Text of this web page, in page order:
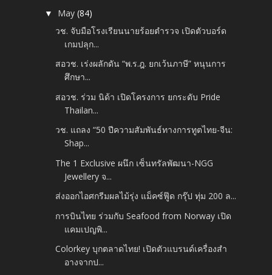
▼ May(84)
วช. จับมือโรงเรียนนายร้อยตำรวจ เปิดตัวบอร์ด
เกมปลุก...
สอวช. เร่งผลักดัน “พ.ร.ฎ. ยกเว้นภาษี” หนุนการ
ศึกษา...
สอวช. ร่วม นิด้า เปิดโครงการ ยกระดับ Pride
Thailan...
วช. แถลง​ “50 ปีความสัมพันธ์ทางการทูตไทย-จีน:
Shap...
The 1 Exclusive ผนึก เซ็นทรัลพัฒนา-NGG
Jewellery จ...
ส่งออกไอศกรีมผลไม้รุ่ง แม็คซ์ฟู๊ด กรุ๊ป ทุ่ม 200 ล...
การบินไทย ร่วมกับ Seafood from Norway เปิด
แคมเปญพิ...
Colorkey บุกตลาดไทย! เปิดตัวแบรนด์เครื่องสำ
อางจากป...